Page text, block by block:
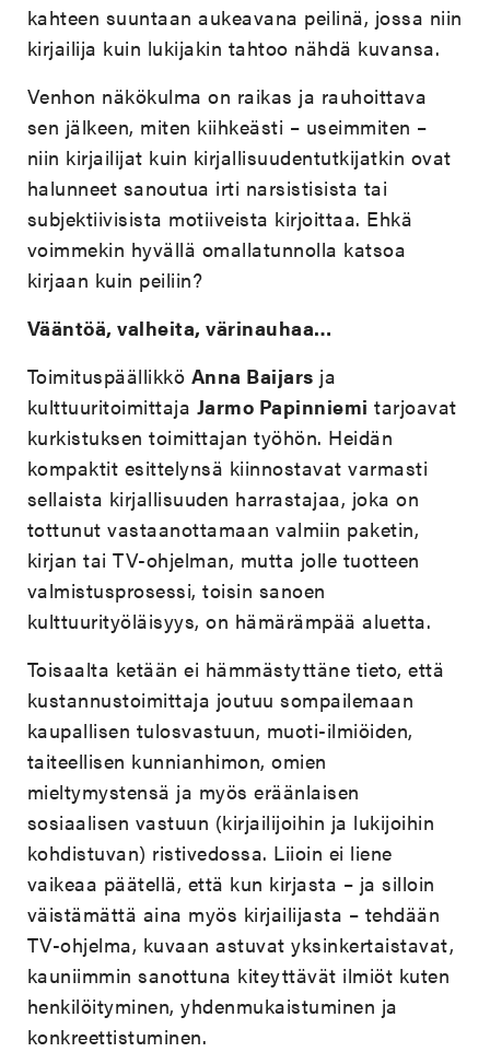
kahteen suuntaan aukeavana peilinä, jossa niin
kirjailija kuin lukijakin tahtoo nähdä kuvansa.
Venhon näkökulma on raikas ja rauhoittava
sen jälkeen, miten kiihkeästi – useimmiten –
niin kirjailijat kuin kirjallisuudentutkijatkin ovat
halunneet sanoutua irti narsistisista tai
subjektiivisista motiiveista kirjoittaa. Ehkä
voimmekin hyvällä omallatunnolla katsoa
kirjaan kuin peiliin?
Vääntöä, valheita, värinauhaa…
Toimituspäällikkö Anna Baijars ja
kulttuuritoimittaja Jarmo Papinniemi tarjoavat
kurkistuksen toimittajan työhön. Heidän
kompaktit esittelynsä kiinnostavat varmasti
sellaista kirjallisuuden harrastajaa, joka on
tottunut vastaanottamaan valmiin paketin,
kirjan tai TV-ohjelman, mutta jolle tuotteen
valmistusprosessi, toisin sanoen
kulttuurityöläisyys, on hämärämpää aluetta.
Toisaalta ketään ei hämmästyttäne tieto, että
kustannustoimittaja joutuu sompailemaan
kaupallisen tulosvastuun, muoti-ilmiöiden,
taiteellisen kunnianhimon, omien
mieltymystensä ja myös eräänlaisen
sosiaalisen vastuun (kirjailijoihin ja lukijoihin
kohdistuvan) ristivedossa. Liioin ei liene
vaikeaa päätellä, että kun kirjasta – ja silloin
väistämättä aina myös kirjailijasta – tehdään
TV-ohjelma, kuvaan astuvat yksinkertaistavat,
kauniimmin sanottuna kiteyttävät ilmiöt kuten
henkilöityminen, yhdenmukaistuminen ja
konkreettistuminen.